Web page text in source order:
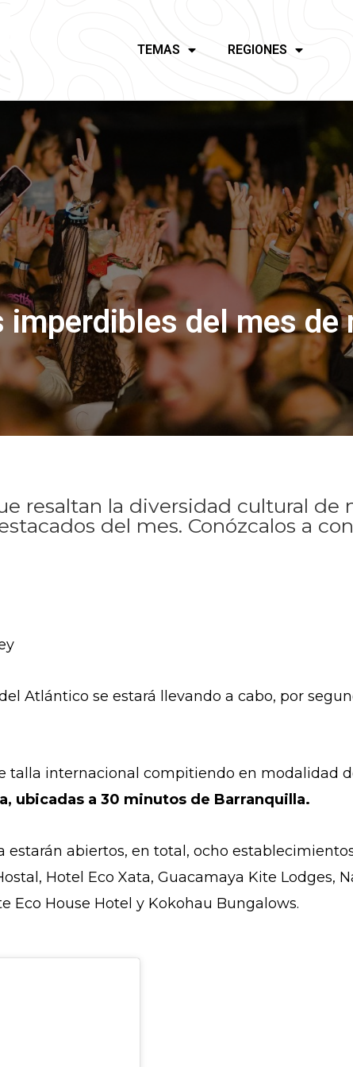
TEMAS REGIONES
del mes de
resaltan la diversidad cultural de
del mes. Conózcalos a
Atlántico se estará llevando a cabo, por
talla internacional compitiendo en modalidad
ubicadas a 30 minutos de Barranquilla.
abiertos, en total, ocho
Hotel Eco Xata, Guacamaya Kite Lodges,
Eco House Hotel y Kokohau Bungalows.